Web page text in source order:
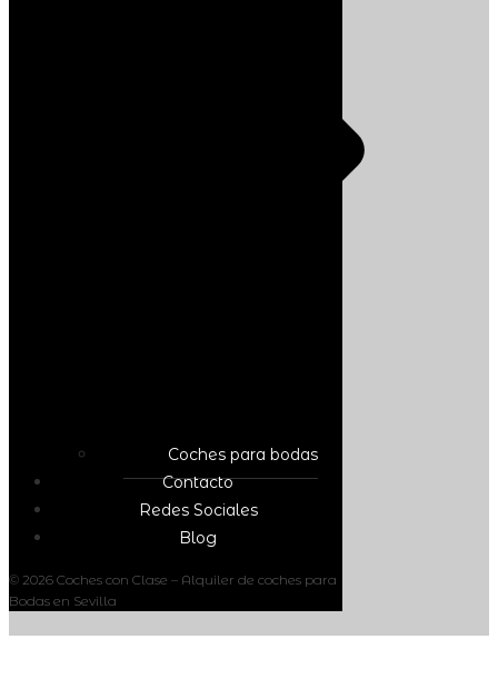
Coches para bodas
Contacto
Redes Sociales
Blog
© 2026 Coches con Clase – Alquiler de coches para
Bodas en Sevilla